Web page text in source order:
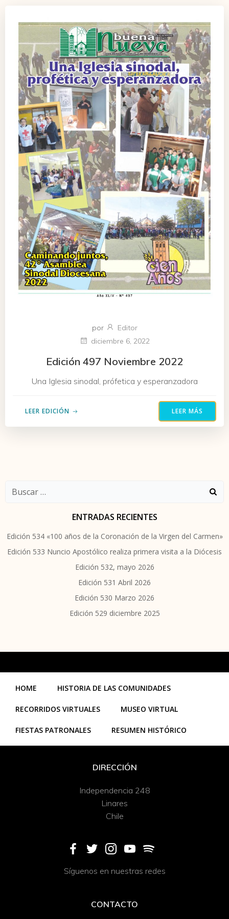
por
Editor
diciembre 6, 2022
Edición 497 Noviembre 2022
Una Iglesia sinodal, prófetica y esperanzadora
LEER EDICIÓN LEER MÁS
Buscar:
ENTRADAS RECIENTES
Edición 534 «100 años de la Coronación de la Virgen del Carmen»
Edición 533 Nuncio Apostólico realiza primera visita a la Diócesis
Edición 532, mayo 2026
Edición 531 Abril 2026
Edición 530 Marzo 2026
Edición 529 diciembre 2025
HOME HISTORIA DE LAS COMUNIDADES
RECORRIDOS VIRTUALES MUSEO VIRTUAL
FIESTAS PATRONALES RESUMEN HISTÓRICO
DIRECCIÓN
Independencia 248
Linares
Chile
Síguenos en nuestras redes
CONTACTO